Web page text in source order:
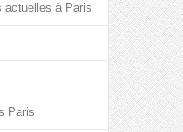
actuelles à Paris
Paris